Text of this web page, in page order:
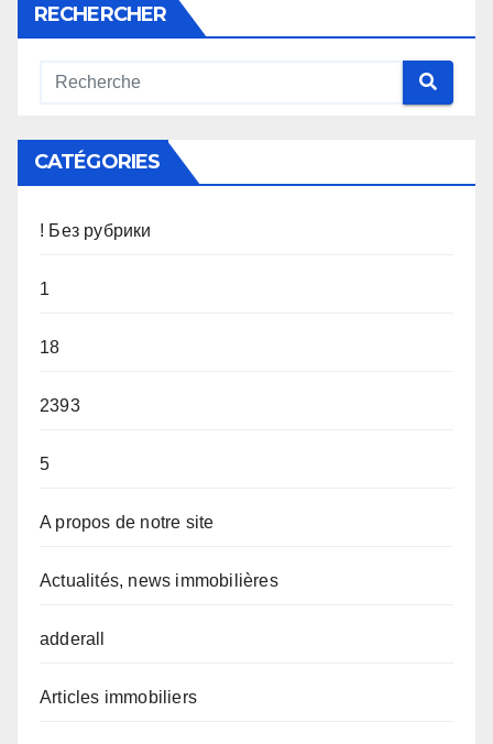
RECHERCHER
CATÉGORIES
! Без рубрики
1
18
2393
5
A propos de notre site
Actualités, news immobilières
adderall
Articles immobiliers